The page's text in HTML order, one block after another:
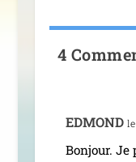
4
EDMOND
Bonjour. Je